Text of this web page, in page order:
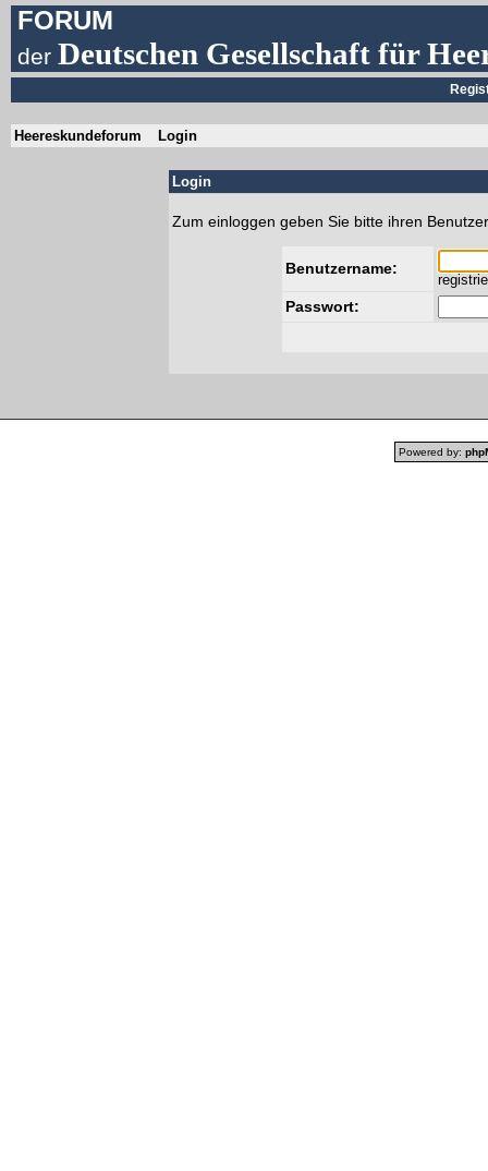
FORUM
derDeutschen Gesellschaft für
Heereskundeforum Login
Login
Zum einloggen geben Sie bitte ihren
Benutzername:
Passwort:
Powered by: